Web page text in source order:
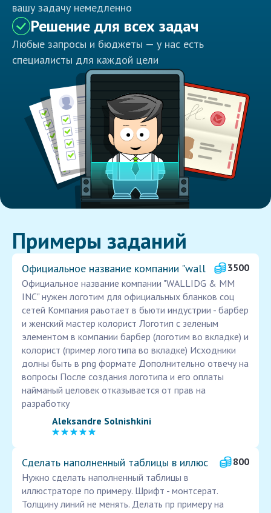
вашу задачу немедленно
Решение для всех задач
Любые запросы и бюджеты — у нас есть
специалисты для каждой цели
Примеры заданий
Официальное название компании "wall
3500
Официальное название компании "WALLIDG & MM
INC" нужен логотим для официальных бланков соц
сетей Компания раьотает в бьюти индустрии - барбер
и женский мастер колорист Логотип с зеленым
элементом в компании барбер (логотим во вкладке) и
колорист (пример логотипа во вкладке) Исходники
долны быть в png формате Дополнительно отвечу на
вопросы После создания логотипа и его оплаты
найманый целовек отказывается от прав на
разработку
Aleksandre Solnishkini
Сделать наполненный таблицы в иллюс
800
Нужно сделать наполненный таблицы в
иллюстраторе по примеру. Шрифт - монтсерат.
Толщину линий не менять. Делать пр примеру на